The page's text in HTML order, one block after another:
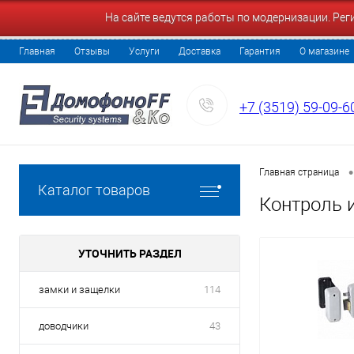
На сайте ведутся работы по модернизации.
Главная Отзывы Услуги Доставка Гарантия О магазине
+7 (3519) 59-09-
Каталог товаров
УТОЧНИТЬ РАЗДЕЛ
замки и защелки 114
доводчики 43
Главная страница •
Контроль